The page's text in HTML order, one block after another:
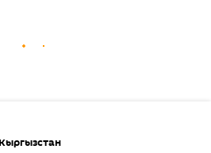
Кыргызстан